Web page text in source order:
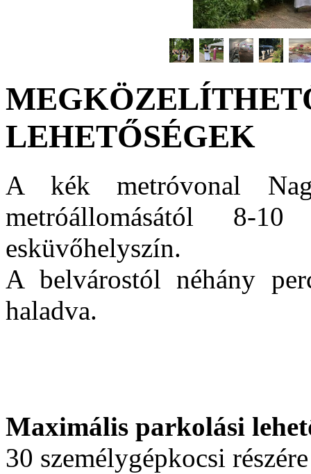
LEHETŐSÉGEK
A kék metróvonal
metróállomásától 8-
esküvőhelyszín.
A belvárostól néhány
haladva.
Maximális parkolási
30 személygépkocsi részére